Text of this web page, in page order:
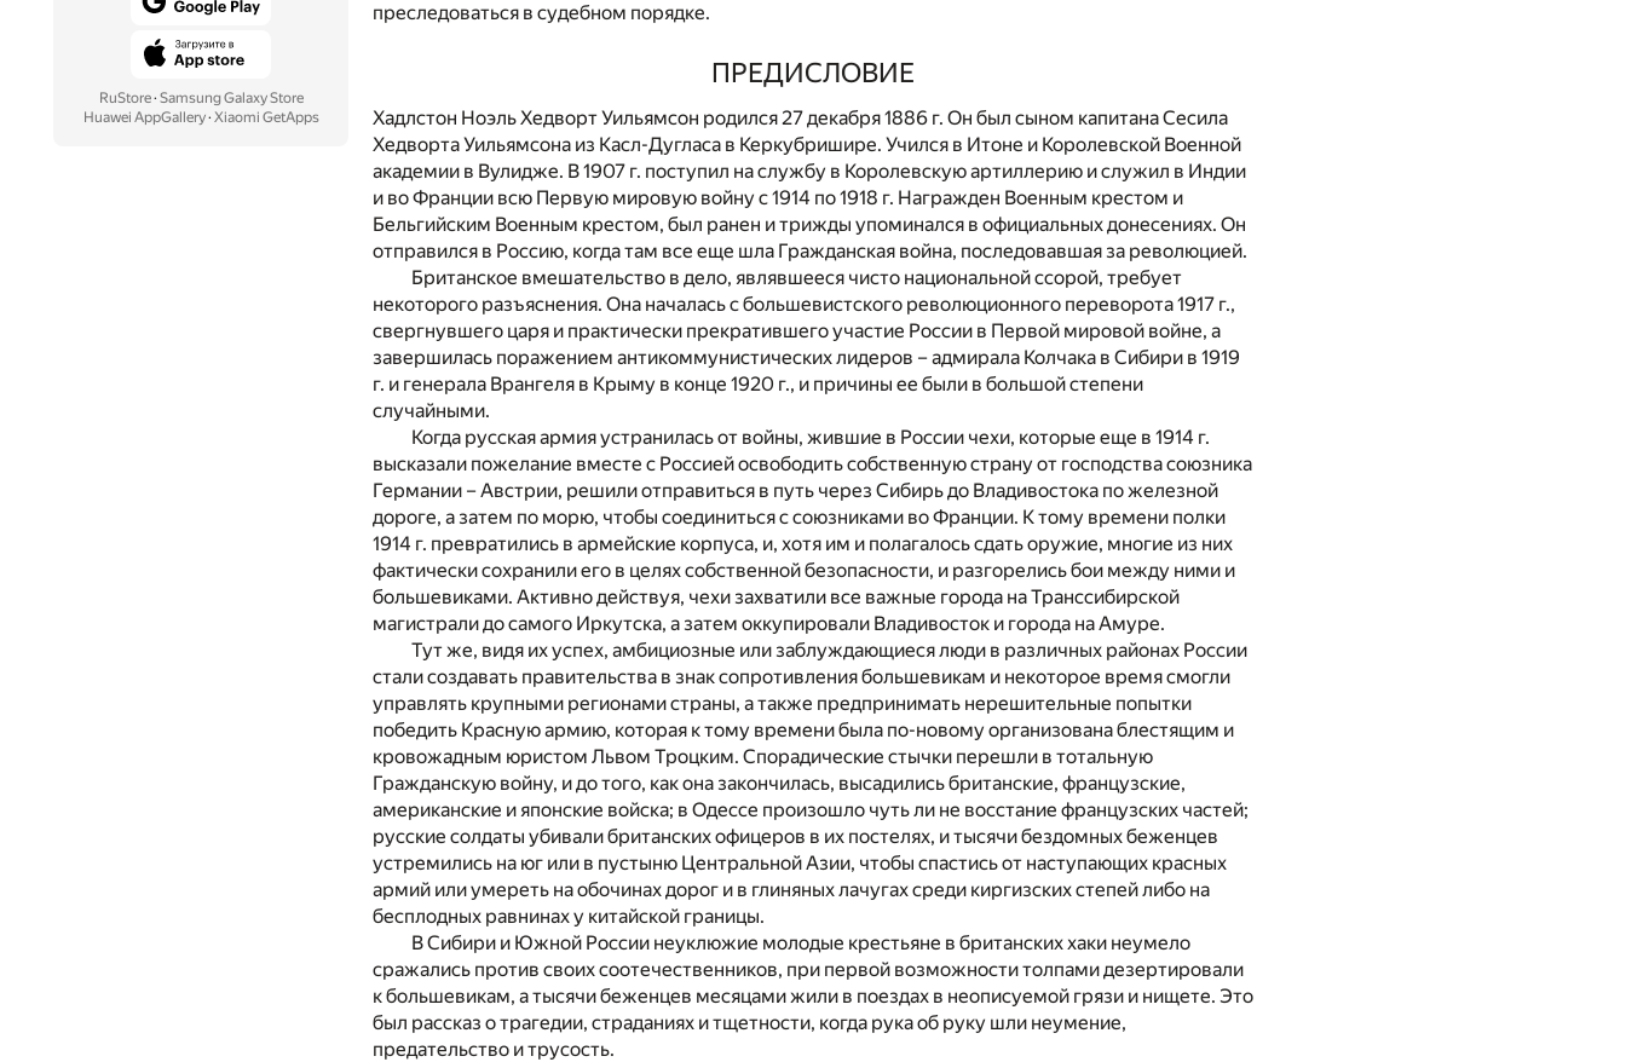
RuStore· Samsung Galaxy Store
Huawei AppGallery· Xiaomi GetApps
преследоваться в судебном порядке.
ПРЕДИСЛОВИЕ
Хадлстон Ноэль Хедворт Уильямсон родился 27 декабря 1886 г. Он был сыном капитана Сесила
Хедворта Уильямсона из Касл-Дугласа в Керкубришире. Учился в Итоне и Королевской Военной
академии в Вулидже. В 1907 г. поступил на службу в Королевскую артиллерию и служил в Индии
и во Франции всю Первую мировую войну с 1914 по 1918 г. Награжден Военным крестом и
Бельгийским Военным крестом, был ранен и трижды упоминался в официальных донесениях. Он
отправился в Россию, когда там все еще шла Гражданская война, последовавшая за революцией.
Британское вмешательство в дело, являвшееся чисто национальной ссорой, требует
некоторого разъяснения. Она началась с большевистского революционного переворота 1917 г.,
свергнувшего царя и практически прекратившего участие России в Первой мировой войне, а
завершилась поражением антикоммунистических лидеров – адмирала Колчака в Сибири в 1919
г. и генерала Врангеля в Крыму в конце 1920 г., и причины ее были в большой степени
случайными.
Когда русская армия устранилась от войны, жившие в России чехи, которые еще в 1914 г.
высказали пожелание вместе с Россией освободить собственную страну от господства союзника
Германии – Австрии, решили отправиться в путь через Сибирь до Владивостока по железной
дороге, а затем по морю, чтобы соединиться с союзниками во Франции. К тому времени полки
1914 г. превратились в армейские корпуса, и, хотя им и полагалось сдать оружие, многие из них
фактически сохранили его в целях собственной безопасности, и разгорелись бои между ними и
большевиками. Активно действуя, чехи захватили все важные города на Транссибирской
магистрали до самого Иркутска, а затем оккупировали Владивосток и города на Амуре.
Тут же, видя их успех, амбициозные или заблуждающиеся люди в различных районах России
стали создавать правительства в знак сопротивления большевикам и некоторое время смогли
управлять крупными регионами страны, а также предпринимать нерешительные попытки
победить Красную армию, которая к тому времени была по-новому организована блестящим и
кровожадным юристом Львом Троцким. Спорадические стычки перешли в тотальную
Гражданскую войну, и до того, как она закончилась, высадились британские, французские,
американские и японские войска; в Одессе произошло чуть ли не восстание французских частей;
русские солдаты убивали британских офицеров в их постелях, и тысячи бездомных беженцев
устремились на юг или в пустыню Центральной Азии, чтобы спастись от наступающих красных
армий или умереть на обочинах дорог и в глиняных лачугах среди киргизских степей либо на
бесплодных равнинах у китайской границы.
В Сибири и Южной России неуклюжие молодые крестьяне в британских хаки неумело
сражались против своих соотечественников, при первой возможности толпами дезертировали
к большевикам, а тысячи беженцев месяцами жили в поездах в неописуемой грязи и нищете. Это
был рассказ о трагедии, страданиях и тщетности, когда рука об руку шли неумение,
предательство и трусость.